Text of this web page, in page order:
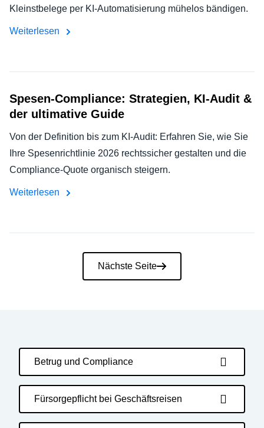
Kleinstbelege per KI-Automatisierung mühelos bändigen.
Weiterlesen
Spesen-Compliance: Strategien, KI-Audit &
der ultimative Guide
Von der Definition bis zum KI-Audit: Erfahren Sie, wie Sie
Ihre Spesenrichtlinie 2026 rechtssicher gestalten und die
Compliance-Quote organisch steigern.
Weiterlesen
Nächste Seite
Betrug und Compliance
Fürsorgepflicht bei Geschäftsreisen